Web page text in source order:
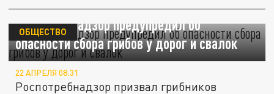
Роспотребнадзор предупредил об
опасности сбора грибов у дорог и свалок
ОБЩЕСТВО
22 АПРЕЛЯ 08:31
Роспотребнадзор призвал грибников